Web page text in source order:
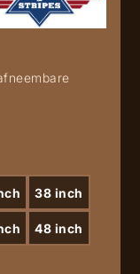
38 inch
48 inch